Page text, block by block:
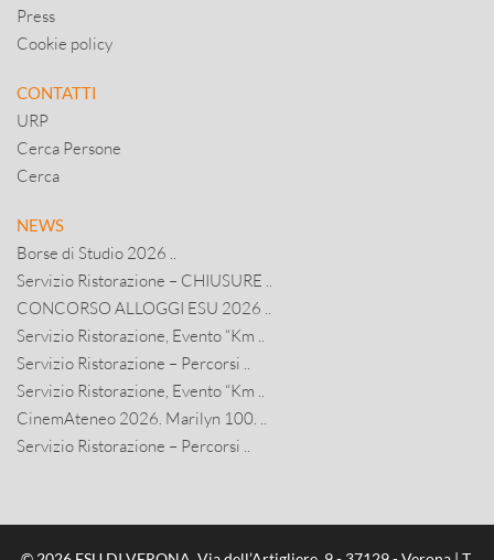
Press
Cookie policy
CONTATTI
URP
Cerca Persone
Cerca
NEWS
Borse di Studio 2026 ..
Servizio Ristorazione – CHIUSURE ..
CONCORSO ALLOGGI ESU 2026 ..
Servizio Ristorazione, Evento “Km ..
Servizio Ristorazione – Percorsi ..
Servizio Ristorazione, Evento “Km ..
CinemAteneo 2026. Marilyn 100. ..
Servizio Ristorazione – Percorsi ..